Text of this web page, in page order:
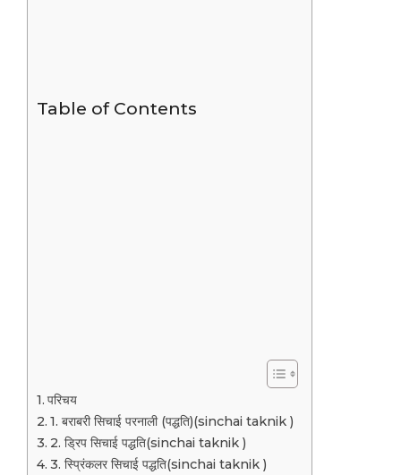
Table of Contents
परिचय
1. बराबरी सिचाई परनाली (पद्धति)(sinchai taknik )
2. ड्रिप सिचाई पद्धति(sinchai taknik )
3. स्प्रिंकलर सिचाई पद्धति(sinchai taknik )